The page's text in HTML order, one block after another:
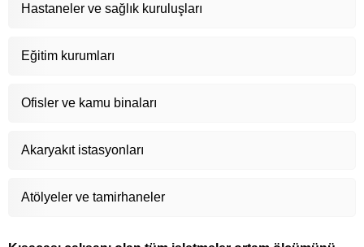
Hastaneler ve sağlık kuruluşları
Eğitim kurumları
Ofisler ve kamu binaları
Akaryakıt istasyonları
Atölyeler ve tamirhaneler